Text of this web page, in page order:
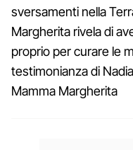
sversamenti nella
Margherita rivela di
proprio per curare le
testimonianza di
Mamma Margherita